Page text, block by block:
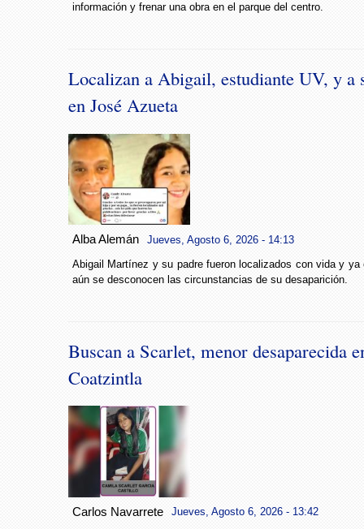
información y frenar una obra en el parque del centro.
Localizan a Abigail, estudiante UV, y a
en José Azueta
Alba Alemán Jueves, Agosto 6, 2026 - 14:13
Abigail Martínez y su padre fueron localizados con vida y ya
aún se desconocen las circunstancias de su desaparición.
Buscan a Scarlet, menor desaparecida
Coatzintla
Carlos Navarrete Jueves, Agosto 6, 2026 - 13:42